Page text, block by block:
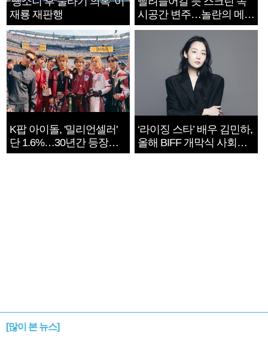
재룡 재판행
시공간 변주…놀란의 메시
지는 ‘전쟁 속죄’
K팝 아이돌, '밀리언셀러'
단 1.6%…30년간 등장
1182개팀 전수조사
‘라이징 스타’ 배우 김민하,
올해 BIFF 개막식 사회자
확정
[많이 본 뉴스]